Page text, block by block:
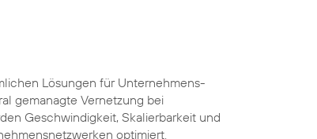
Lösungen für Unternehmens-
gemanagte Vernetzung bei
Geschwindigkeit, Skalierbarkeit und
optimiert.